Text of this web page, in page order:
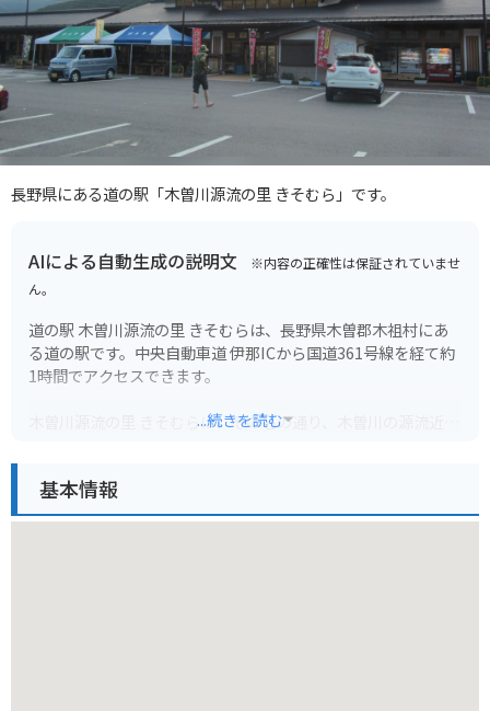
長野県にある道の駅「木曽川源流の里 きそむら」です。
AIによる自動生成の説明文 ※内容の正確性は保証されていませ
ん。
道の駅 木曽川源流の里 きそむらは、長野県木曽郡木祖村にあ
る道の駅です。中央自動車道 伊那ICから国道361号線を経て約
1時間でアクセスできます。
木曽川源流の里 きそむらは、その名の通り、木曽川の源流近く
ップがあり、観光客に人気です。新鮮な野菜や果物、山菜、き
のこなどが手に入り、お土産にも最適です。また、木工品や陶
...続きを読む
基本情報